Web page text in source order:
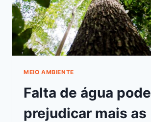
MEIO AMBIENTE
Falta de água pode
prejudicar mais as